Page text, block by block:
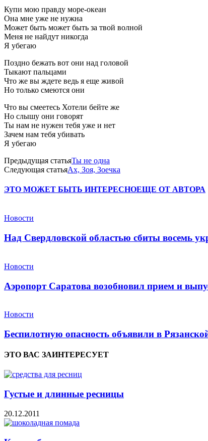
Купи мою правду море-океан
Она мне уже не нужна
Может быть может быть за твой волной
Меня не найдут никогда
Я убегаю
Поздно бежать вот они над головой
Тыкают пальцами
Что же вы ждете ведь я еще живой
Но только смеются они
Что вы смеетесь Хотели бейте же
Но слышу они говорят
Ты нам не нужен тебя уже и нет
Зачем нам тебя убивать
Я убегаю
Предыдущая статьяТы не одна
Следующая статьяАх, Зоя, Зоечка
ЭТО МОЖЕТ БЫТЬ ИНТЕРЕСНОЕЩЕ ОТ АВТОРА
Новости
Над Свердловской областью сбиты восемь
Новости
Аэропорт Саратова возобновил прием и
Новости
Беспилотную опасность объявили в
ЭТО ВАС ЗАИНТЕРЕСУЕТ
Густые и длинные ресницы
20.12.2011